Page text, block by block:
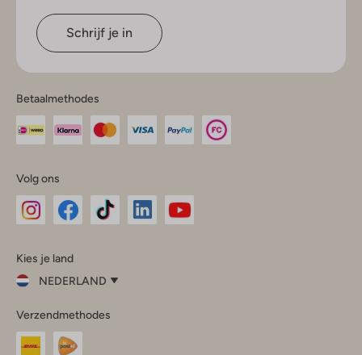
Schrijf je in
Betaalmethodes
Volg ons
InstagramFacebook
Kies je land
NEDERLAND
je
land
Verzendmethodes